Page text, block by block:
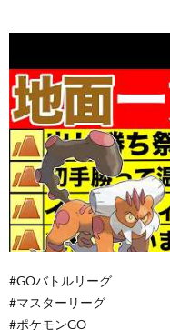
#GOバトルリーグ
#マスターリーグ
#ポケモンGO